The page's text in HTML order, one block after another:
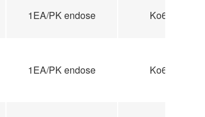
1EA/PK endose Ko60
1EA/PK endose Ko60